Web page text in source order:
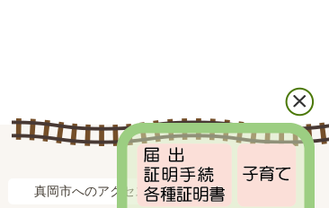
真岡市へのアクセス